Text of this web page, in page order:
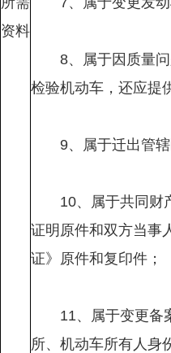
资料
8、属于因质量问
检验机动车，还应提
9、属于迁出管辖
10、属于共同财产
证明原件和双方当事
证》原件和复印件；
11、属于变更备案
所、机动车所有人身